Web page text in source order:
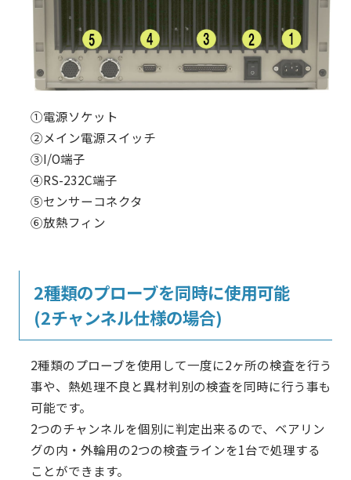
①電源ソケット
②メイン電源スイッチ
③I/O端子
④RS-232C端子
⑤センサーコネクタ
⑥放熱フィン
2種類のプローブを同時に使用可能
(2チャンネル仕様の場合)
2種類のプローブを使用して一度に2ヶ所の検査を行う
事や、熱処理不良と異材判別の検査を同時に行う事も
可能です。
2つのチャンネルを個別に判定出来るので、ベアリン
グの内・外輪用の2つの検査ラインを1台で処理する
ことができます。